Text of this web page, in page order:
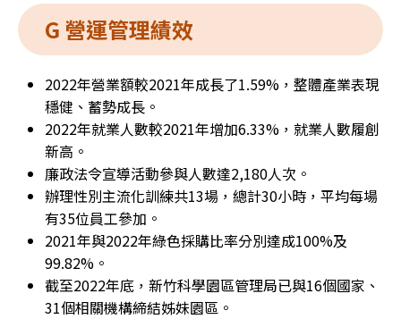
G 營運管理績效
2022年營業額較2021年成長了1.59%，整體產業表現
穩健、蓄勢成長。
2022年就業人數較2021年增加6.33%，就業人數履創
新高。
廉政法令宣導活動參與人數達2,180人次。
辦理性別主流化訓練共13場，總計30小時，平均每場
有35位員工參加。
2021年與2022年綠色採購比率分別達成100%及
99.82%。
截至2022年底，新竹科學園區管理局已與16個國家、
31個相關機構締結姊妹園區。